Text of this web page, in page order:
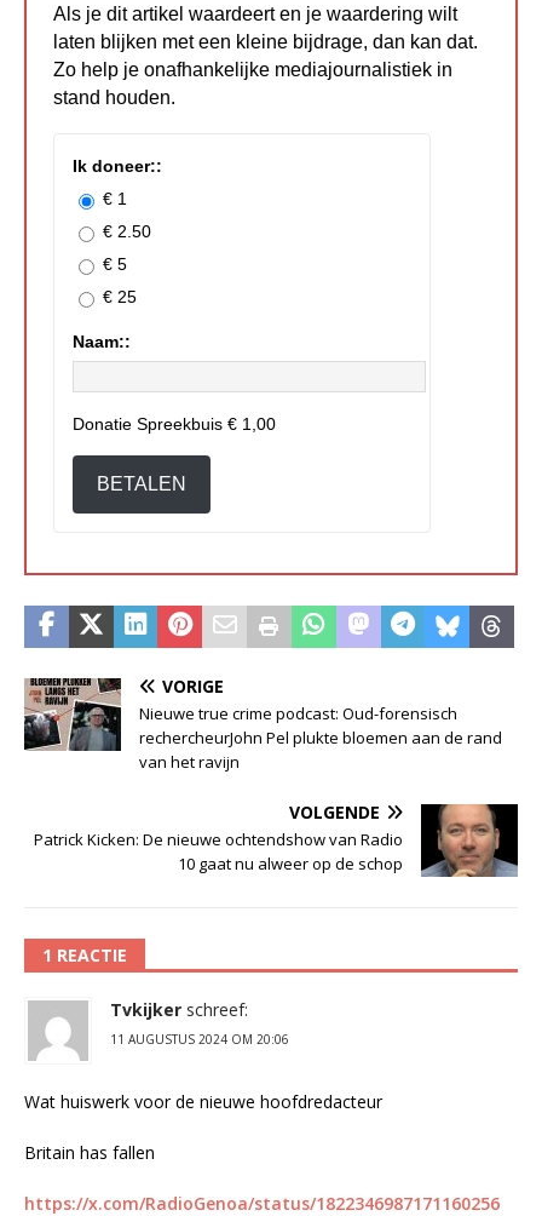
Als je dit artikel waardeert en je waardering wilt
laten blijken met een kleine bijdrage, dan kan dat.
Zo help je onafhankelijke mediajournalistiek in
stand houden.
Ik doneer::
€ 1
€ 2.50
€ 5
€ 25
Naam::
Donatie Spreekbuis € 1,00
BETALEN
VORIGE
Nieuwe true crime podcast: Oud-forensisch
rechercheurJohn Pel plukte bloemen aan de rand
van het ravijn
VOLGENDE
Patrick Kicken: De nieuwe ochtendshow van Radio
10 gaat nu alweer op de schop
1 REACTIE
Tvkijker schreef:
11 AUGUSTUS 2024 OM 20:06
Wat huiswerk voor de nieuwe hoofdredacteur
Britain has fallen
https://x.com/RadioGenoa/status/1822346987171160256